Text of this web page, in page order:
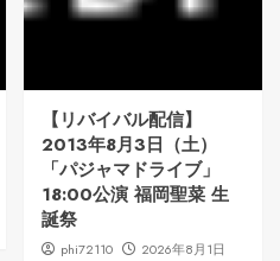
【リバイバル配信】
2013年8月3日（土）
「パジャマドライブ」
18:00公演 福岡聖菜 生
誕祭
phi72110
2026年8月1日